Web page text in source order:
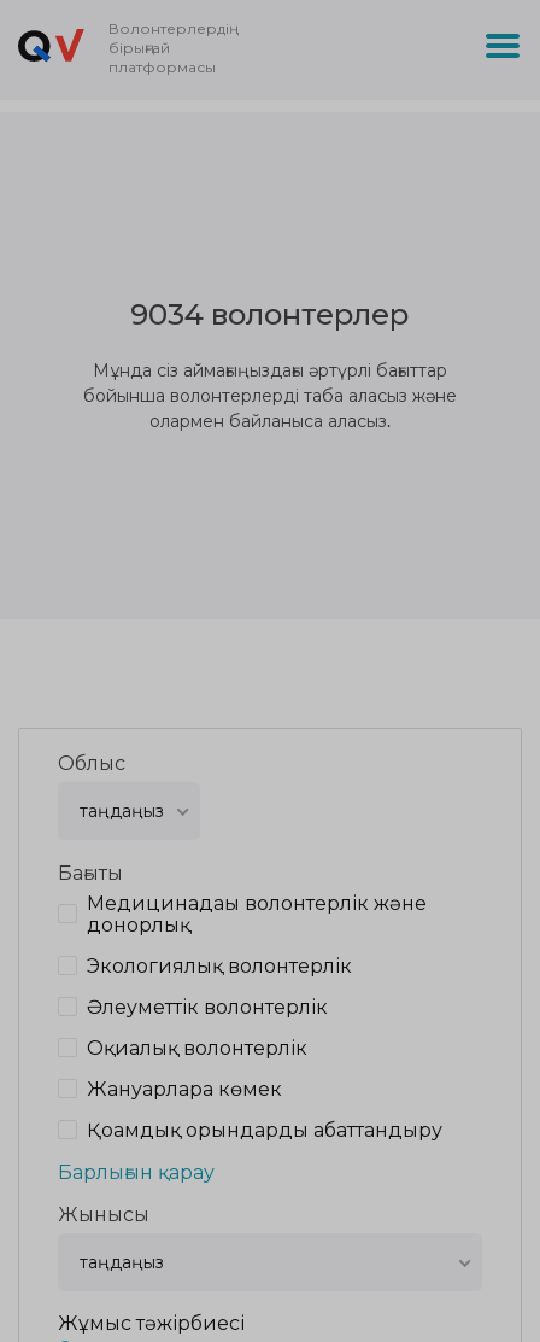
Волонтерлердің
бірыңғай
платформасы
9034 волонтерлер
Мұнда сіз аймағыңыздағы әртүрлі бағыттар
бойынша волонтерлерді таба аласыз және
олармен байланыса аласыз.
Облыс
таңдаңыз
Бағыты
Медицинадағы волонтерлік және
донорлық
Экологиялық волонтерлік
Әлеуметтік волонтерлік
Оқиғалық волонтерлік
Жануарларға көмек
Қоғамдық орындарды абаттандыру
Барлығын қарау
Жынысы
таңдаңыз
Жұмыс тәжірбиесі